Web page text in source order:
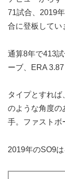
71試合、2019
合に登板してい
通算8年で413
ーブ、ERA
タイプとすれ
のような角度の
手。ファストボ
2019年のSO9